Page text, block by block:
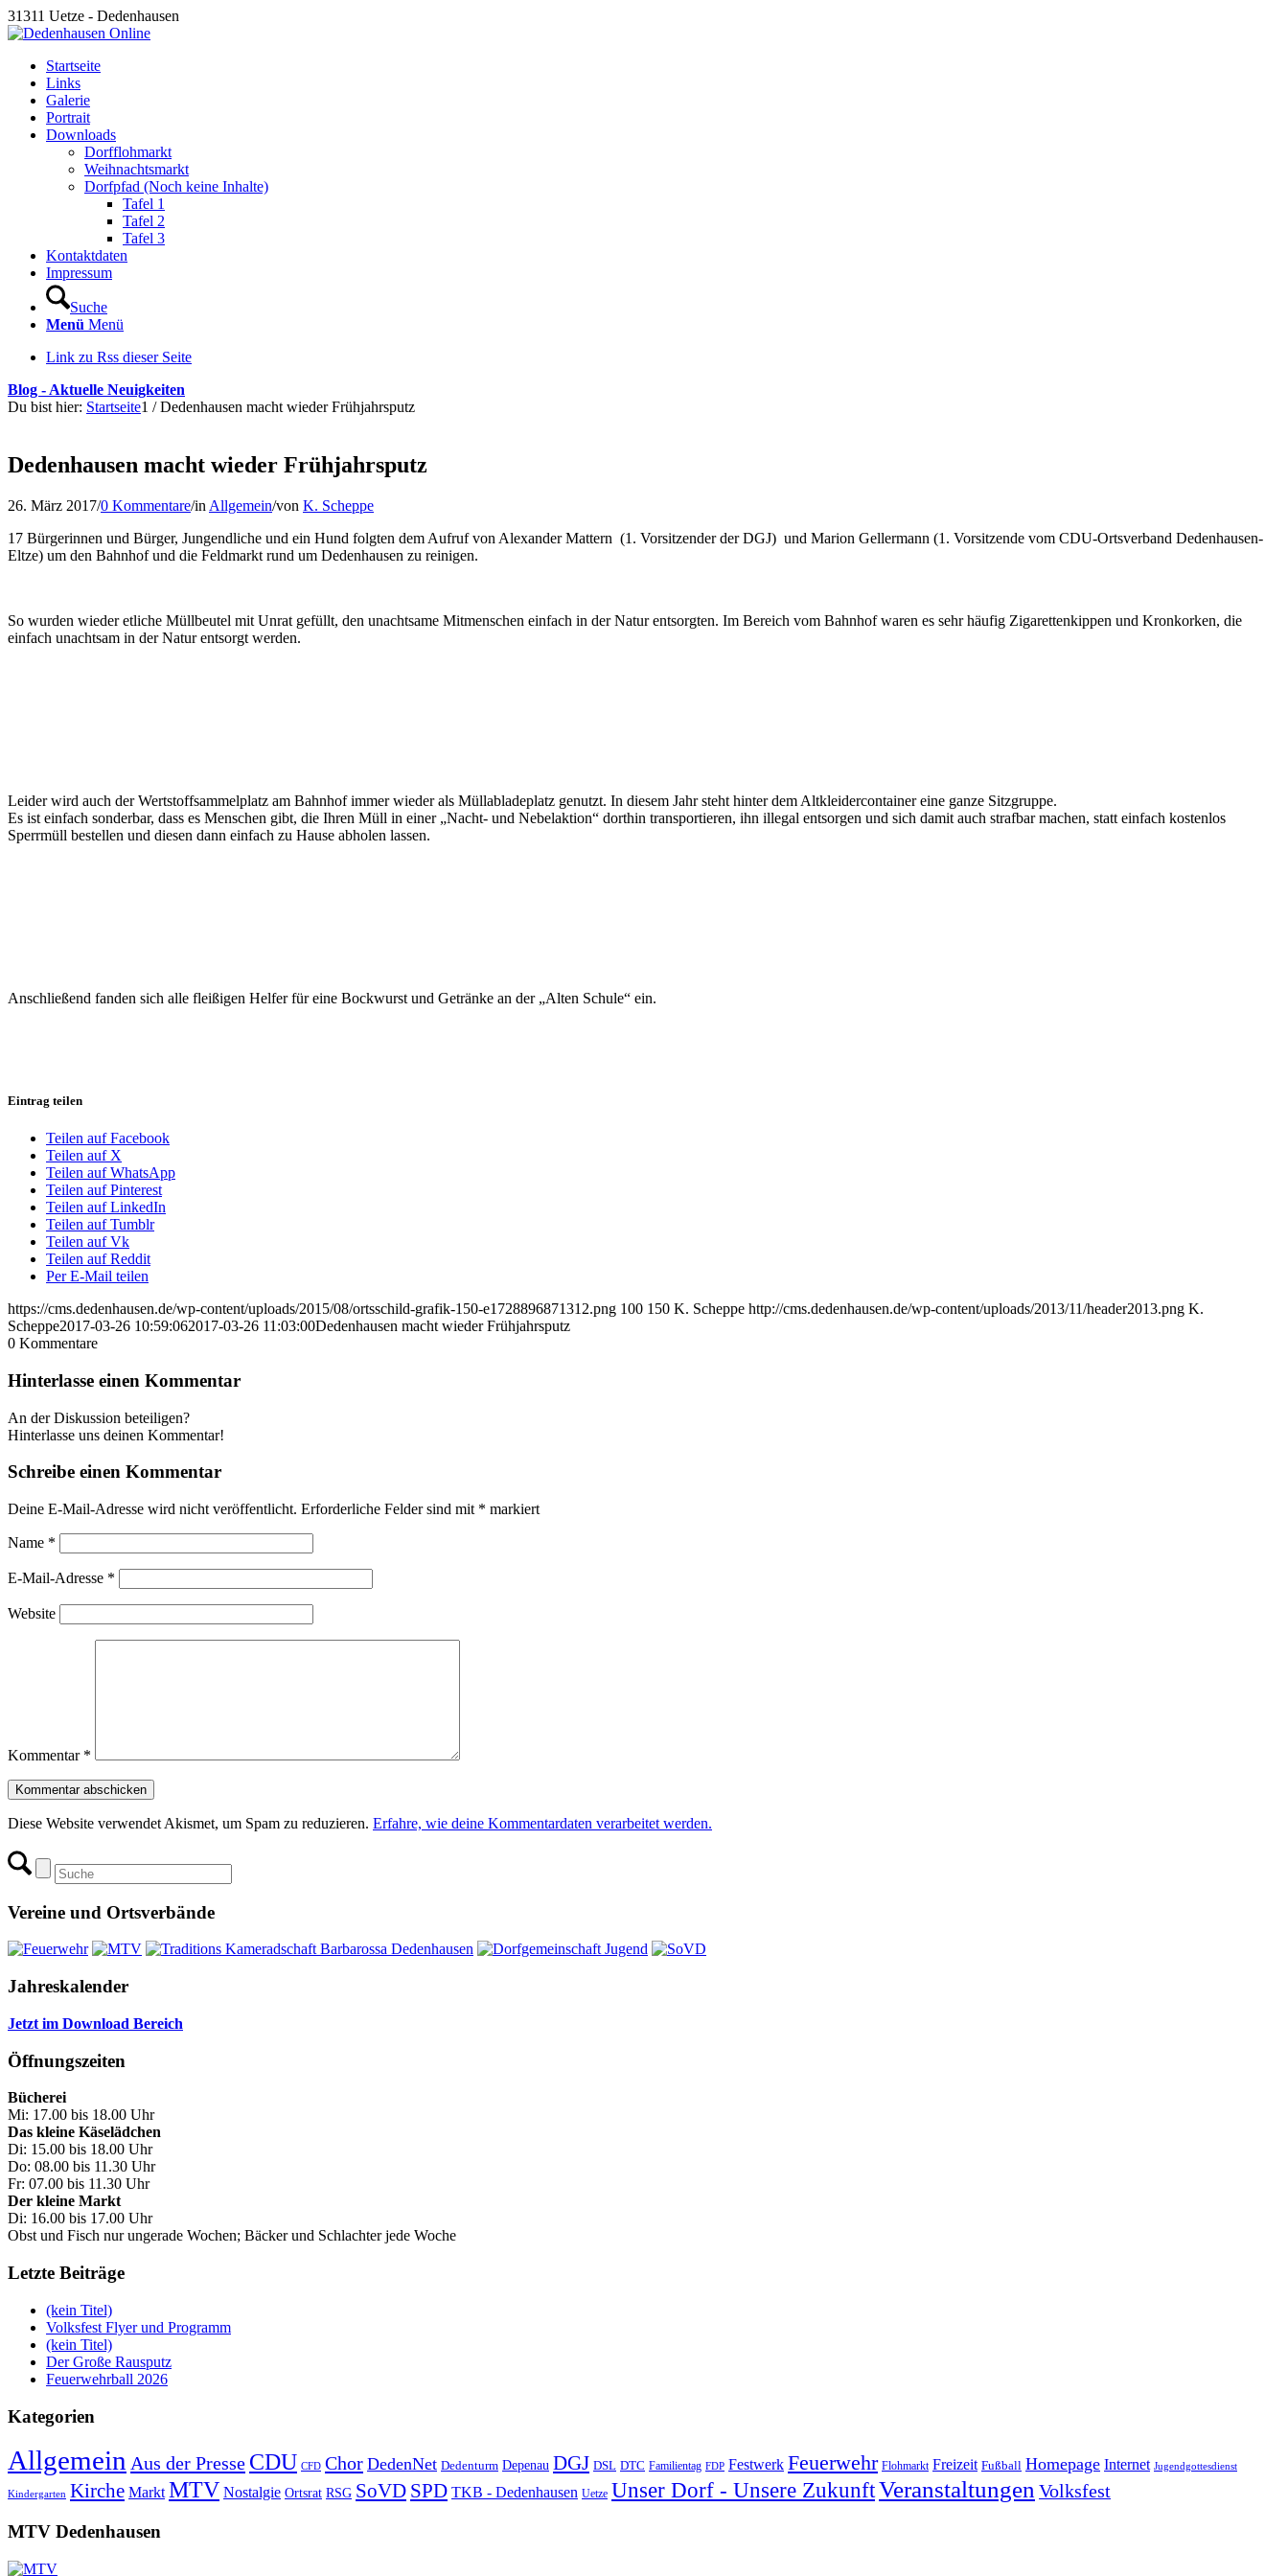
31311 Uetze - Dedenhausen
Startseite
Links
Galerie
Portrait
Downloads
Dorfflohmarkt
Weihnachtsmarkt
Dorfpfad (Noch keine Inhalte)
Tafel 1
Tafel 2
Tafel 3
Kontaktdaten
Impressum
Suche
Menü Menü
Link zu Rss dieser Seite
Blog - Aktuelle Neuigkeiten
Du bist hier: Startseite1 / Dedenhausen macht wieder Frühjahrsputz
Dedenhausen macht wieder Frühjahrsputz
26. März 2017/0 Kommentare/in Allgemein/von K. Scheppe
17 Bürgerinnen und Bürger, Jungendliche und ein Hund folgten dem Aufruf von Alexander Mattern (1. Vorsitzender der DGJ) und Marion Gellermann (1. Vorsitzende vom CDU-Ortsverband Dedenhausen-
Eltze) um den Bahnhof und die Feldmarkt rund um Dedenhausen zu reinigen.
So wurden wieder etliche Müllbeutel mit Unrat gefüllt, den unachtsame Mitmenschen einfach in der Natur entsorgten. Im Bereich vom Bahnhof waren es sehr häufig Zigarettenkippen und Kronkorken, die
einfach unachtsam in der Natur entsorgt werden.
Leider wird auch der Wertstoffsammelplatz am Bahnhof immer wieder als Müllabladeplatz genutzt. In diesem Jahr steht hinter dem Altkleidercontainer eine ganze Sitzgruppe.
Es ist einfach sonderbar, dass es Menschen gibt, die Ihren Müll in einer „Nacht- und Nebelaktion“ dorthin transportieren, ihn illegal entsorgen und sich damit auch strafbar machen, statt einfach kostenlos
Sperrmüll bestellen und diesen dann einfach zu Hause abholen lassen.
Anschließend fanden sich alle fleißigen Helfer für eine Bockwurst und Getränke an der „Alten Schule“ ein.
Eintrag teilen
Teilen auf Facebook
Teilen auf X
Teilen auf WhatsApp
Teilen auf Pinterest
Teilen auf LinkedIn
Teilen auf Tumblr
Teilen auf Vk
Teilen auf Reddit
Per E-Mail teilen
https://cms.dedenhausen.de/wp-content/uploads/2015/08/ortsschild-grafik-150-e1728896871312.png 100 150 K. Scheppe http://cms.dedenhausen.de/wp-content/uploads/2013/11/header2013.png K.
Scheppe2017-03-26 10:59:062017-03-26 11:03:00Dedenhausen macht wieder Frühjahrsputz
0 Kommentare
Hinterlasse einen Kommentar
An der Diskussion beteiligen?
Hinterlasse uns deinen Kommentar!
Schreibe einen Kommentar
Deine E-Mail-Adresse wird nicht veröffentlicht. Erforderliche Felder sind mit * markiert
Name *
E-Mail-Adresse *
Website
Kommentar *
Diese Website verwendet Akismet, um Spam zu reduzieren. Erfahre, wie deine Kommentardaten verarbeitet werden.
Vereine und Ortsverbände
Jahreskalender
Jetzt im Download Bereich
Öffnungszeiten
Bücherei
Mi: 17.00 bis 18.00 Uhr
Das kleine Käselädchen
Di: 15.00 bis 18.00 Uhr
Do: 08.00 bis 11.30 Uhr
Fr: 07.00 bis 11.30 Uhr
Der kleine Markt
Di: 16.00 bis 17.00 Uhr
Obst und Fisch nur ungerade Wochen; Bäcker und Schlachter jede Woche
Letzte Beiträge
(kein Titel)
Volksfest Flyer und Programm
(kein Titel)
Der Große Rausputz
Feuerwehrball 2026
Kategorien
Allgemein Aus der Presse CDU CFD Chor DedenNet Dedenturm Depenau DGJ DSL DTC Familientag FDP Festwerk Feuerwehr Flohmarkt Freizeit Fußball Homepage Internet Jugendgottesdienst
Kindergarten Kirche Markt MTV Nostalgie Ortsrat RSG SoVD SPD TKB - Dedenhausen Uetze Unser Dorf - Unsere ZukunftVeranstaltungen Volksfest
MTV Dedenhausen